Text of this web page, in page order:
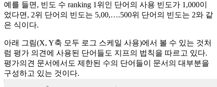
예를 들면, 빈도 수 ranking 1위인 단어의 사용 빈도가 1,000이
었다면, 2위 단어의 빈도는 5,00,….500위 단어의 빈도는 2와 같
은 식이다.
아래 그림(X, Y축 모두 로그 스케일 사용)에서 볼 수 있는 것처
럼 평가 의견에 사용된 단어들도 지프의 법칙을 따르고 있다.
평가의견 문서에서도 제한된 수의 단어들이 문서의 대부분을
구성하고 있는 것이다.